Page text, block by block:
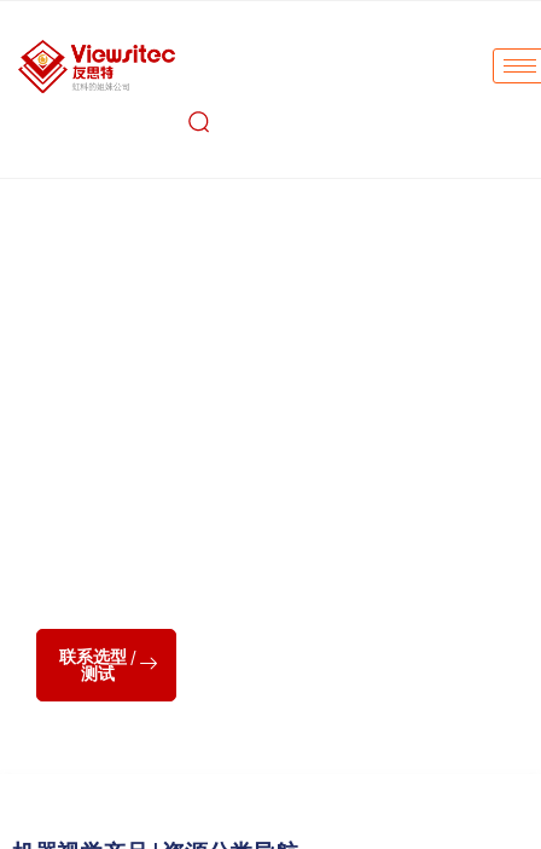
联系选型 /
测试